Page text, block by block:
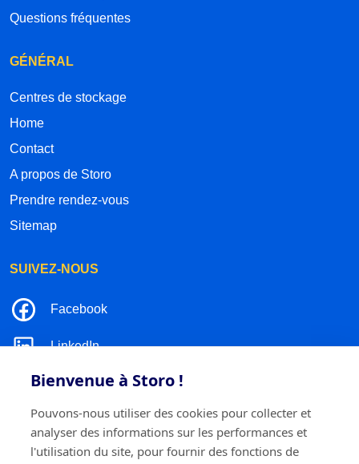
Bienvenue à Storo !
Pouvons-nous utiliser des cookies pour collecter et
analyser des informations sur les performances et
l'utilisation du site, pour fournir des fonctions de
Questions fréquentes
GÉNÉRAL
Centres de stockage
Home
Contact
A propos de Storo
Prendre rendez-vous
Sitemap
SUIVEZ-NOUS
Facebook
LinkedIn
Instagram
TikTok